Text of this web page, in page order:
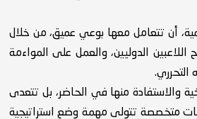
أن تتعامل معها بوعي عميق، من خلال
الدوليين، والعمل على المواءمة
التحرري.
والاستفادة منها في الحاضر، بل تتعدى
متخصصة تتولى مهمة وضع استراتيجية